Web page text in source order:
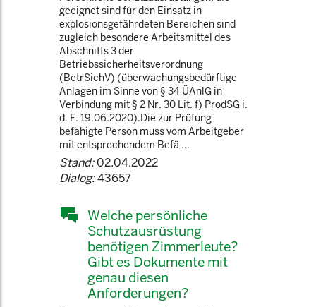
geeignet sind für den Einsatz in
explosionsgefährdeten Bereichen sind
zugleich besondere Arbeitsmittel des
Abschnitts 3 der
Betriebssicherheitsverordnung
(BetrSichV) (überwachungsbedürftige
Anlagen im Sinne von § 34 ÜAnlG in
Verbindung mit § 2 Nr. 30 Lit. f) ProdSG i.
d. F. 19.06.2020).Die zur Prüfung
befähigte Person muss vom Arbeitgeber
mit entsprechendem Befä ...
Stand:02.04.2022
Dialog:43657
Welche persönliche
Schutzausrüstung
benötigen Zimmerleute?
Gibt es Dokumente mit
genau diesen
Anforderungen?